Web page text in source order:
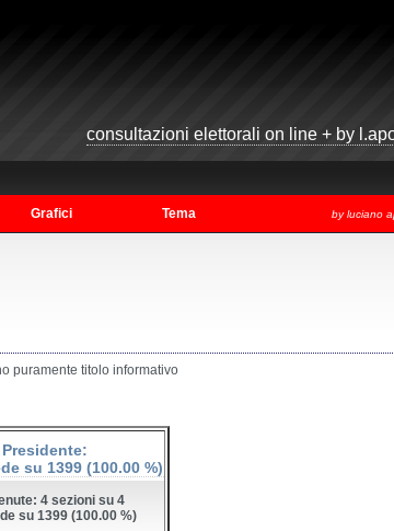
consultazioni elettorali on line + by
Grafici Tema by luciano
puramente titolo informativo
su 1399 (100.00 %)
4 sezioni su 4
su 1399 (100.00 %)